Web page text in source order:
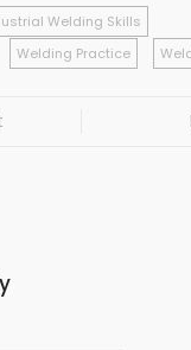
Welding Skills
Welding Practice